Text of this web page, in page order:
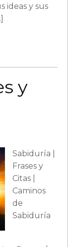
ideas y sus
y
Sabiduría |
Frases y
Citas |
Caminos
de
Sabiduría